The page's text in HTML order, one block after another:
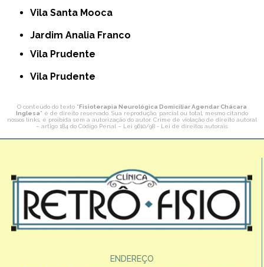
Vila Santa Mooca
Jardim Analia Franco
Vila Prudente
Vila Prudente
O conteúdo do texto "Fisioterapia Neurológica Domiciliar Agendar Chácara
Inglesa" é de direito reservado. Sua reprodução, parcial ou total, mesmo citando
nossos links, é proibida sem a autorização do autor. Crime de violação de direito autoral
– artigo 184 do Código Penal – Lei 9610/98 - Lei de direitos autorais.
ENDEREÇO